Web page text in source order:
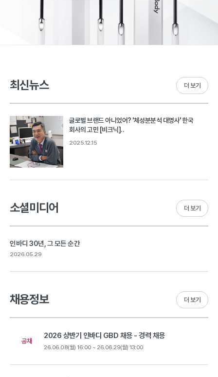
최신뉴스
글로벌 브랜드 아니었어? '체성분분석 대명사' 한국
회사의 고민 [비크닉]..
2025.12.15
더 보기
소셜미디어
인바디 30년, 그 모든 순간
2026.05.29
더 보기
채용정보
공채
2026 상반기 인바디 GBD 채용 - 경력 채용
26.06.08(월) 16:00 ~ 26.06.29(월) 13:00
더 보기